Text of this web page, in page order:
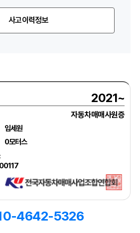
사고이력정보
2021~
자동차매매사원증
임세원
0모터스
4642-5326